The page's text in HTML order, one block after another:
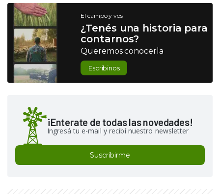
El campo y vos
¿Tenés una historia para
contarnos?
Queremos conocerla
Escribinos
¡Enterate de todas las novedades!
Ingresá tu e-mail y recibí nuestro newsletter
Suscribirme